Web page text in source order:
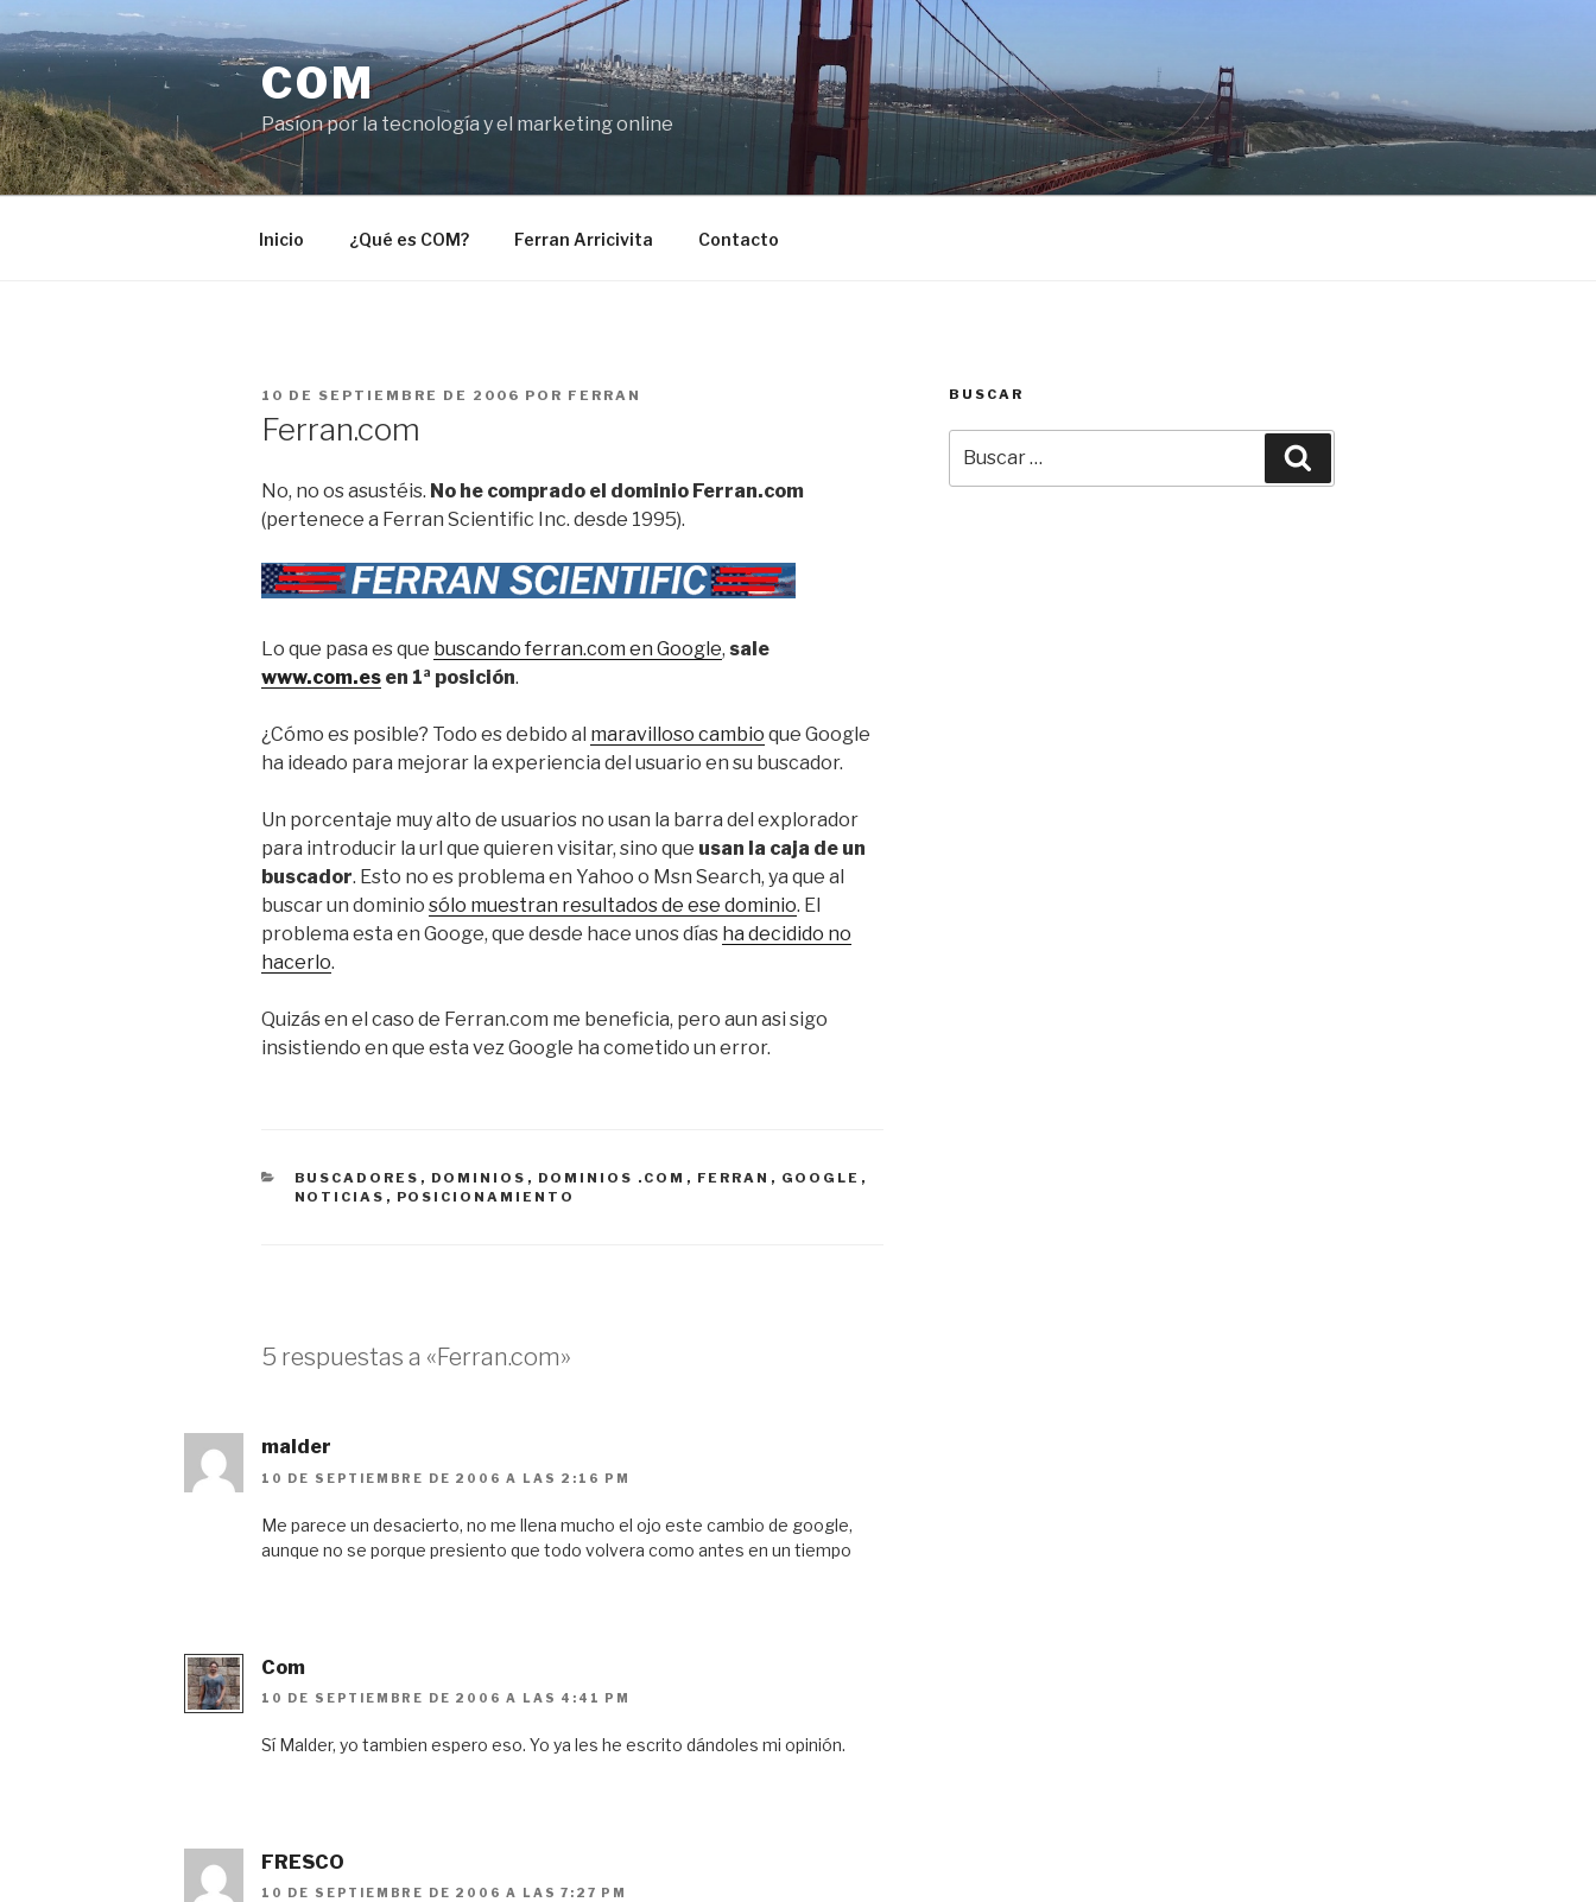
Saltar
al
contenido
COM
Pasíon por la tecnología y el marketing online
Inicio ¿Qué es COM? Ferran Arricivita Contacto
PUBLICADO
10 DE SEPTIEMBRE DE 2006 POR FERRAN
Ferran.com
No, no os asustéis. No he comprado el dominio Ferran.com
(pertenece a Ferran Scientific Inc. desde 1995).
Lo que pasa es que buscando ferran.com en Google, sale
www.com.es en 1ª posición.
¿Cómo es posible? Todo es debido al maravilloso cambio que Google
ha ideado para mejorar la experiencia del usuario en su buscador.
Un porcentaje muy alto de usuarios no usan la barra del explorador
para introducir la url que quieren visitar, sino que usan la caja de un
buscador. Esto no es problema en Yahoo o Msn Search, ya que al
buscar un dominio sólo muestran resultados de ese dominio. El
problema esta en Googe, que desde hace unos días ha decidido no
hacerlo.
Quizás en el caso de Ferran.com me beneficia, pero aun asi sigo
insistiendo en que esta vez Google ha cometido un error.
CATEGORÍAS
BUSCADORES , DOMINIOS , DOMINIOS .COM , FERRAN , GOOGLE ,
NOTICIAS , POSICIONAMIENTO
5 respuestas a «Ferran.com»
malder
10 DE SEPTIEMBRE DE 2006 A LAS 2:16 PM
Me parece un desacierto, no me llena mucho el ojo este cambio de google,
aunque no se porque presiento que todo volvera como antes en un tiempo
Com
10 DE SEPTIEMBRE DE 2006 A LAS 4:41 PM
Sí Malder, yo tambien espero eso. Yo ya les he escrito dándoles mi opinión.
FRESCO
10 DE SEPTIEMBRE DE 2006 A LAS 7:27 PM
BUSCAR
por: